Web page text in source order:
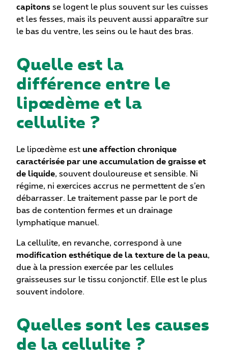
capitons se logent le plus souvent sur les cuisses
et les fesses, mais ils peuvent aussi apparaître sur
le bas du ventre, les seins ou le haut des bras.
Quelle est la
différence entre le
lipœdème et la
cellulite ?
Le lipœdème est une affection chronique
caractérisée par une accumulation de graisse et
de liquide, souvent douloureuse et sensible. Ni
régime, ni exercices accrus ne permettent de s’en
débarrasser. Le traitement passe par le port de
bas de contention fermes et un drainage
lymphatique manuel.
La cellulite, en revanche, correspond à une
modification esthétique de la texture de la peau,
due à la pression exercée par les cellules
graisseuses sur le tissu conjonctif. Elle est le plus
souvent indolore.
Quelles sont les causes
de la cellulite ?